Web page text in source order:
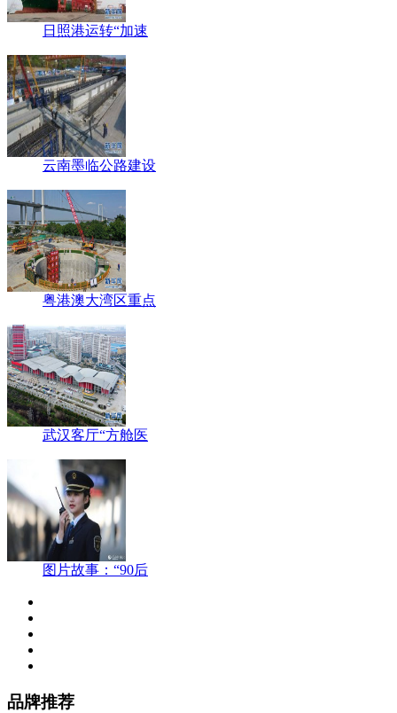
日照港运转“加速
云南墨临公路建设
粤港澳大湾区重点
武汉客厅“方舱医
图片故事：“90后
品牌推荐